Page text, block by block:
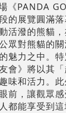
《PANDA
的展覽圓滿
活潑的熊貓
眾對熊貓的
魅力之中。
會》將以其「
味和活力。
前，讓觀眾
都能享受到